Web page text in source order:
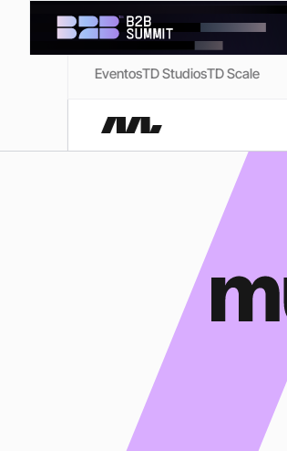
EventosTD StudiosTD Scale